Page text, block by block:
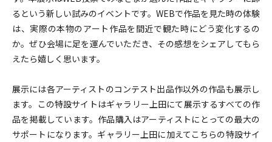
るという新しい試みのイベントです。WEBで作品を見た時の体験
は、実際の本物のアート作品を間近で観た時にどう変化するの
か。ぜひ会場に足を運んでいただき、その感想をシェアしてもら
えたら嬉しく思います。
展示には各アーティストのコンテスト出品作以外の作品も展示し
ます。この特設サイトはギャラリー上田にて展示するすべての作
品を掲載しています。作品購入はアーティストにとっての最大の
サポートになります。ギャラリー上田に加えてこちらの特設サイ